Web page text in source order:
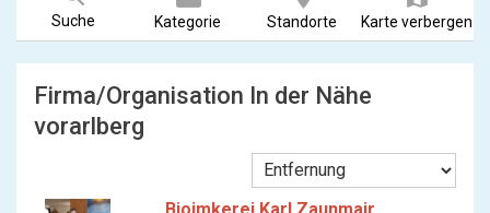
Suche Kategorie Standorte Karte verbergen
Firma/Organisation In der Nähe
vorarlberg